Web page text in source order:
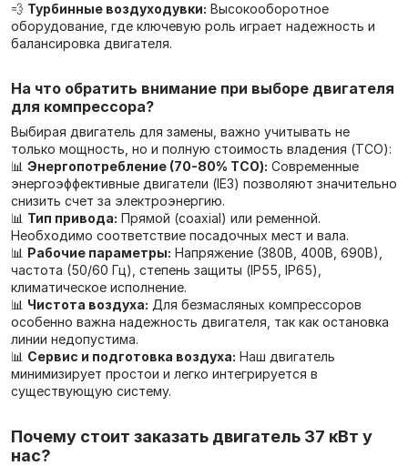
💨 Турбинные воздуходувки: Высокооборотное
оборудование, где ключевую роль играет надежность и
балансировка двигателя.
На что обратить внимание при выборе двигателя
для компрессора?
Выбирая двигатель для замены, важно учитывать не
только мощность, но и полную стоимость владения (TCO):
📊 Энергопотребление (70-80% TCO): Современные
энергоэффективные двигатели (IE3) позволяют значительно
снизить счет за электроэнергию.
📊 Тип привода: Прямой (coaxial) или ременной.
Необходимо соответствие посадочных мест и вала.
📊 Рабочие параметры: Напряжение (380В, 400В, 690В),
частота (50/60 Гц), степень защиты (IP55, IP65),
климатическое исполнение.
📊 Чистота воздуха: Для безмасляных компрессоров
особенно важна надежность двигателя, так как остановка
линии недопустима.
📊 Сервис и подготовка воздуха: Наш двигатель
минимизирует простои и легко интегрируется в
существующую систему.
Почему стоит заказать двигатель 37 кВт у
нас?